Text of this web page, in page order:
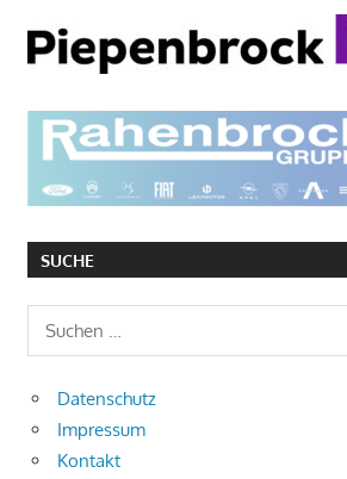
SUCHE
Suchen
nach:
Datenschutz
Impressum
Kontakt